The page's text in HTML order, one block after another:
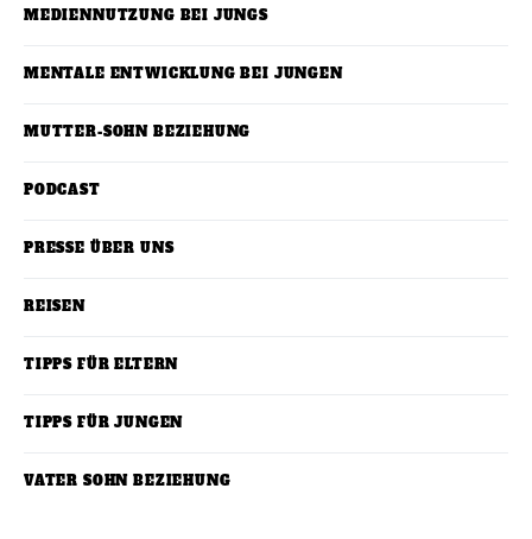
MEDIENNUTZUNG BEI JUNGS
MENTALE ENTWICKLUNG BEI JUNGEN
MUTTER-SOHN BEZIEHUNG
PODCAST
PRESSE ÜBER UNS
REISEN
TIPPS FÜR ELTERN
TIPPS FÜR JUNGEN
VATER SOHN BEZIEHUNG